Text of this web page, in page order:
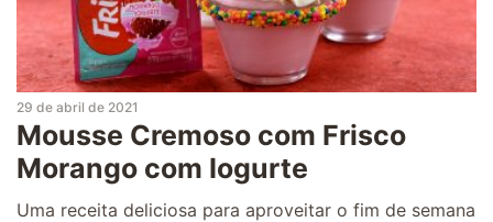
29 de abril de 2021
Mousse Cremoso com Frisco
Morango com Iogurte
Uma receita deliciosa para aproveitar o fim de semana